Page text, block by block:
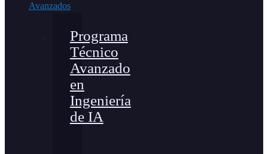
Avanzados
Programa
Técnico
Avanzado
en
Ingeniería
de IA